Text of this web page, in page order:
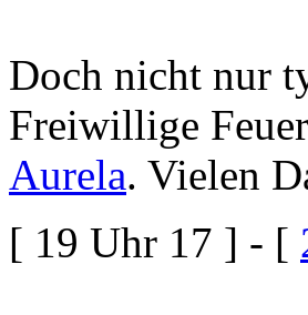
Doch nicht nur
Freiwillige
Aurela. Vielen
[ 19 Uhr 17 ] - [